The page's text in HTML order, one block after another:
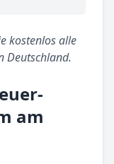
kostenlos alle
Deutschland.
am